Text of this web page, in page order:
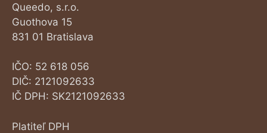
Queedo, s.r.o.
Guothova 15
831 01 Bratislava
IČO: 52 618 056
DIČ: 2121092633
IČ DPH: SK2121092633
Platiteľ DPH